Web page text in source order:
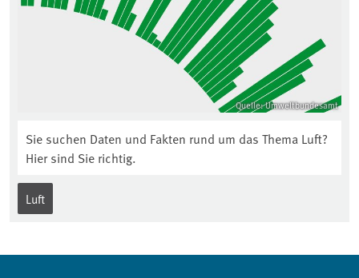
Quelle: Umweltbundesamt
Sie suchen Daten und Fakten rund um das Thema Luft?
Hier sind Sie richtig.
Luft